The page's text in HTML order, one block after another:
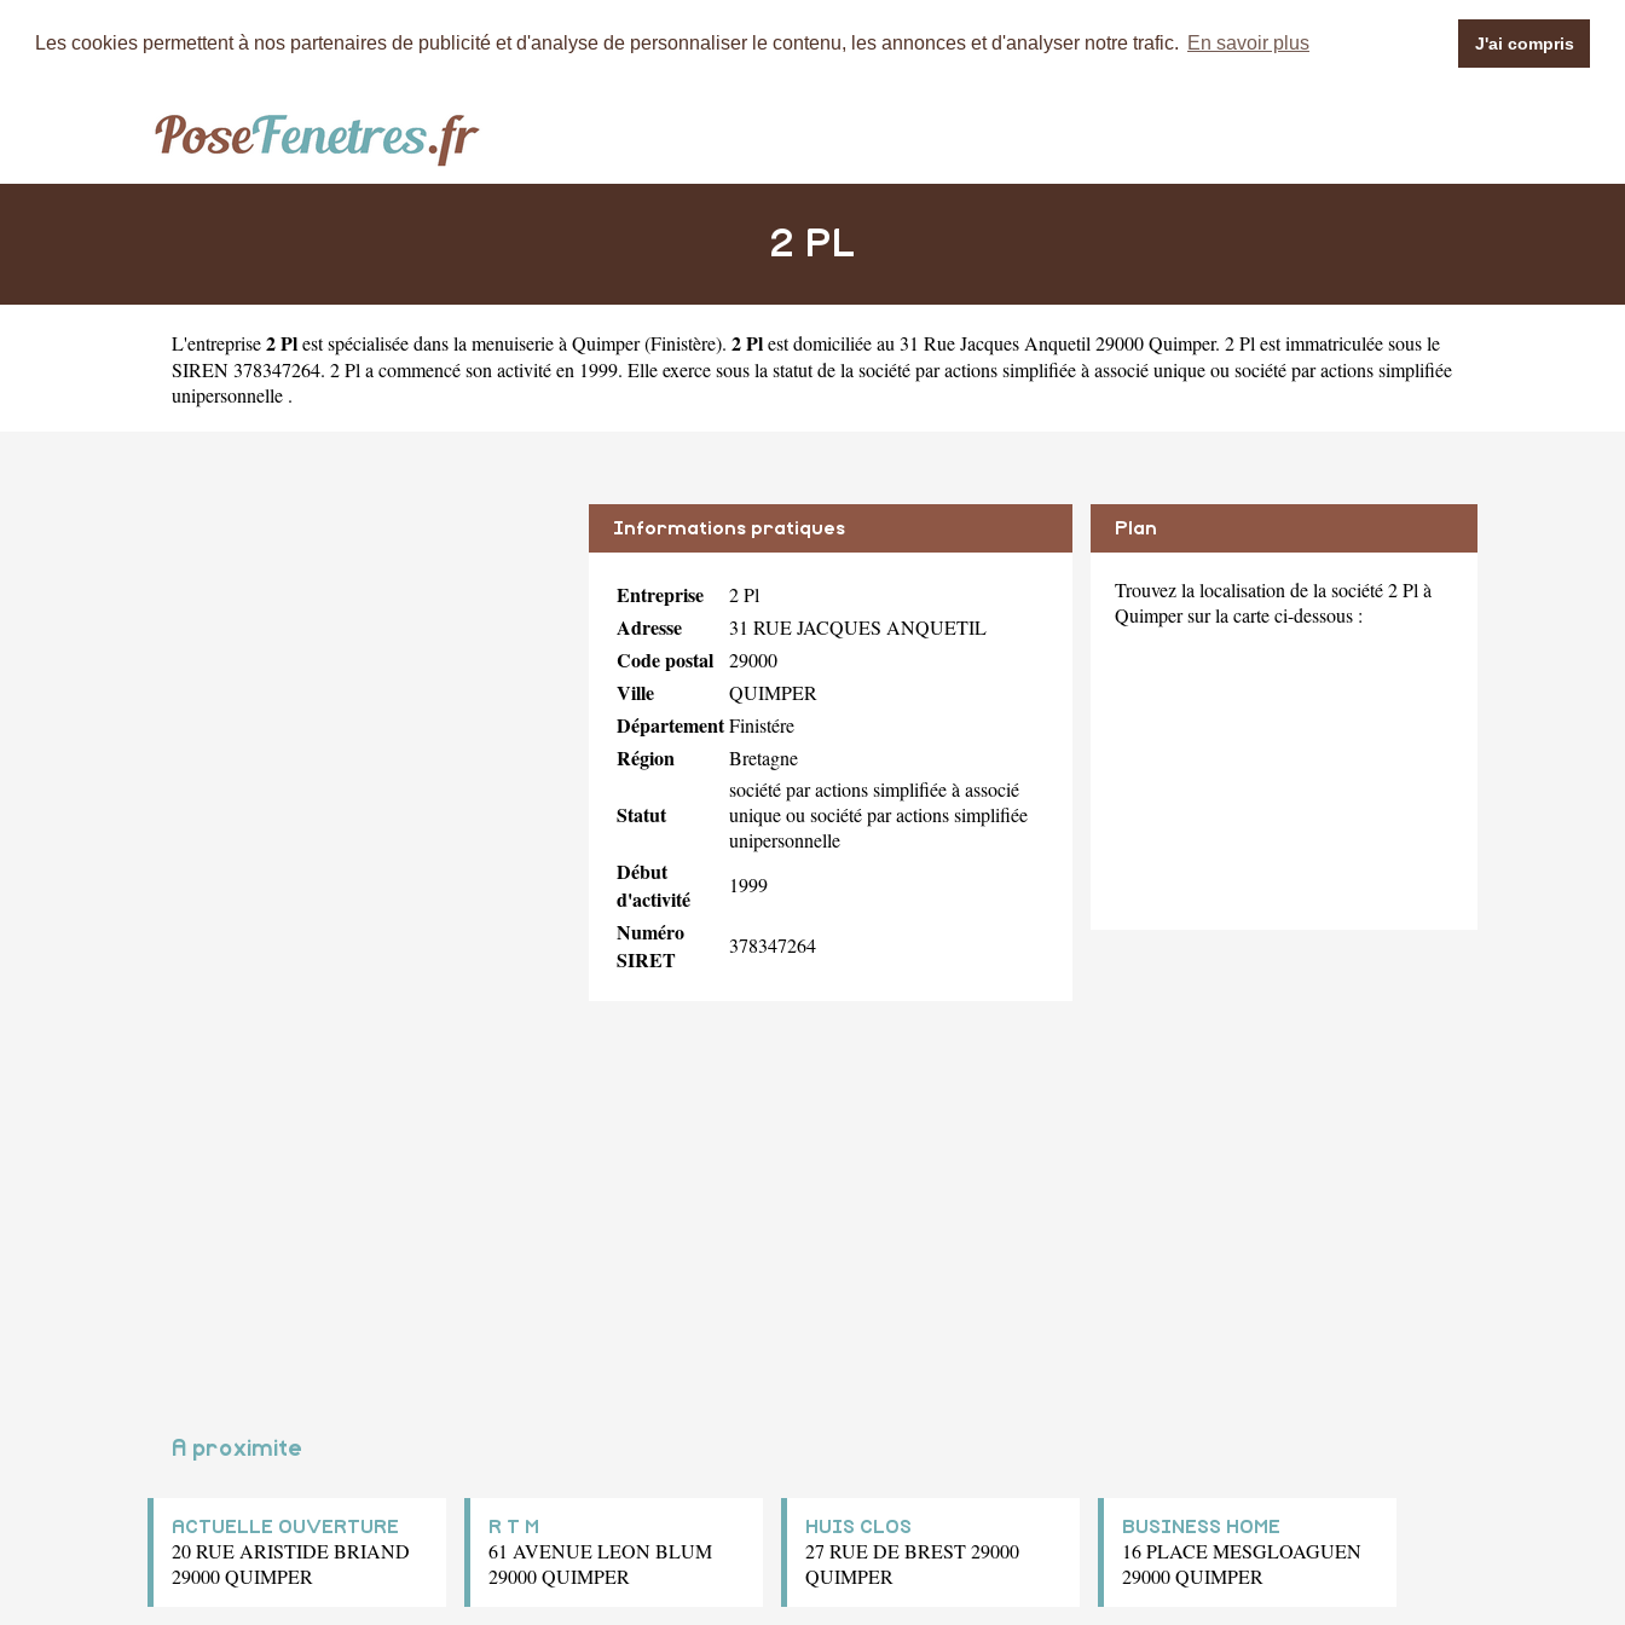
Les cookies permettent à nos partenaires de publicité et d'analyse de personnaliser le contenu, les annonces et d'analyser notre trafic. En savoir plus J'ai compris
2 PL
L'entreprise2 Plestspécialisée dans la menuiserie à Quimper(Finistère). 2 Plest domiciliée au 31 Rue Jacques Anquetil 29000 Quimper. 2 Pl est immatriculée sous le
SIREN 378347264. 2 Pl a commencé son activité en 1999. Elle exerce sous la statut de la société par actions simplifiée à associé unique ou société par actions simplifiée
unipersonnelle .
Informations pratiques
Entreprise 2 Pl
Adresse 31 RUE JACQUES ANQUETIL
Code postal 29000
Ville QUIMPER
DépartementFinistére
Région Bretagne
Statut
société par actions simplifiée à associé
unique ou société par actions simplifiée
unipersonnelle
Début
d'activité
1999
Numéro
SIRET
378347264
Plan
Trouvez la localisation de la société 2 Pl à
Quimper sur la carte ci-dessous :
A proximite
ACTUELLE OUVERTURE
20 RUE ARISTIDE BRIAND
29000 QUIMPER
R T M
61 AVENUE LEON BLUM
29000 QUIMPER
HUIS CLOS
27 RUE DE BREST 29000
QUIMPER
BUSINESS HOME
16 PLACE MESGLOAGUEN
29000 QUIMPER